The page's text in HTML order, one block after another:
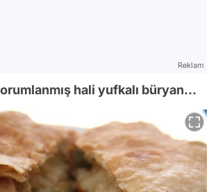
Reklam
hali yufkalı büryan…